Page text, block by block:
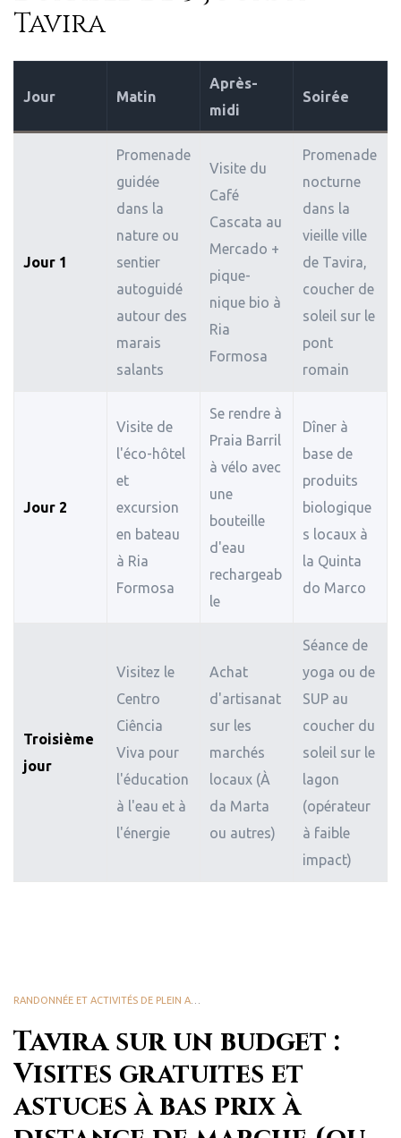
Tavira
Jour Matin
Après-
midi
Soirée
Jour 1
Promenade
guidée
dans la
nature ou
sentier
autoguidé
autour des
marais
salants
Visite du
Café
Cascata au
Mercado +
pique-
nique bio à
Ria
Formosa
Promenade
nocturne
dans la
vieille ville
de Tavira,
coucher de
soleil sur le
pont
romain
Jour 2
Visite de
l'éco-hôtel
et
excursion
en bateau
à Ria
Formosa
Se rendre à
Praia Barril
à vélo avec
une
bouteille
d'eau
rechargeab
le
Dîner à
base de
produits
biologique
s locaux à
la Quinta
do Marco
Troisième
jour
Visitez le
Centro
Ciência
Viva pour
l'éducation
à l'eau et à
l'énergie
Achat
d'artisanat
sur les
marchés
locaux (À
da Marta
ou autres)
Séance de
yoga ou de
SUP au
coucher du
soleil sur le
lagon
(opérateur
à faible
impact)
Tavira sur un budget :
Visites gratuites et
astuces à bas prix à